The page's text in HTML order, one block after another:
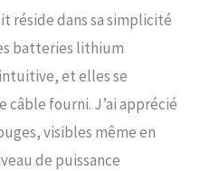
de vacances d'hiver.
VENTE SANS SOUCI：Nos
chauffants ont passé
certifications de
et sont sûrs et
nos produits
sont livrés avec une
gratuite de 1 an.Si vous
problèmes,veuillez
réside dans sa simplicité
batteries lithium
et elles se
fourni. J’ai apprécié
visibles même en
de puissance